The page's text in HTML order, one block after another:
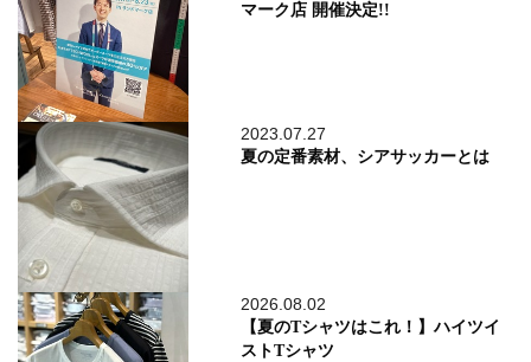
マーク店 開催決定!!
2023.07.27
夏の定番素材、シアサッカーとは
2026.08.02
【夏のTシャツはこれ！】ハイツイ
ストTシャツ